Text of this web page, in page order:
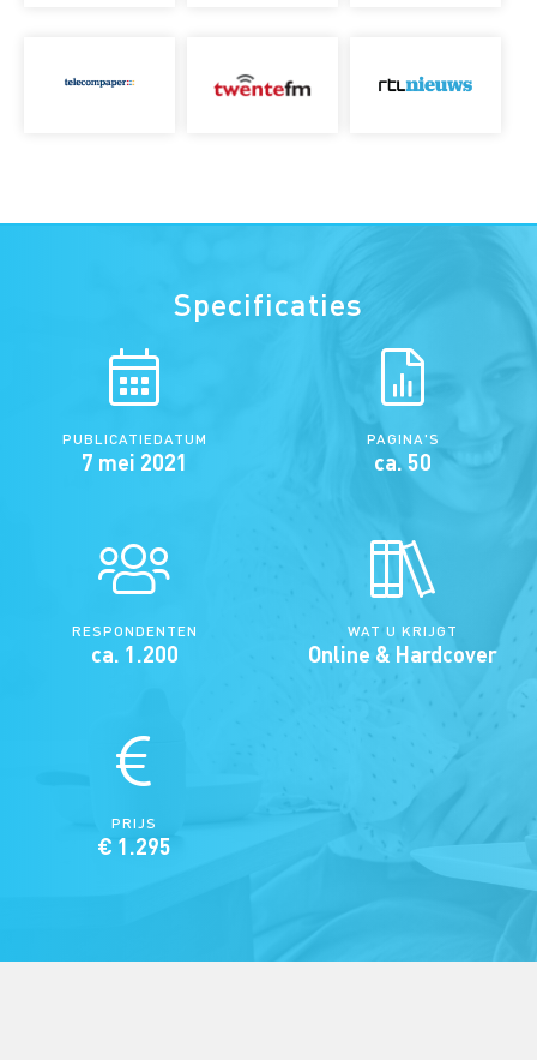
Specificaties
PUBLICATIEDATUM
7 mei 2021
PAGINA'S
ca. 50
RESPONDENTEN
ca. 1.200
WAT U KRIJGT
Online & Hardcover
PRIJS
€ 1.295